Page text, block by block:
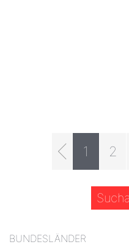
1 2
BUNDESLÄNDER